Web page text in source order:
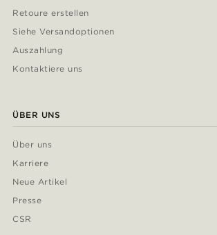
Retoure erstellen
Siehe Versandoptionen
Auszahlung
Kontaktiere uns
ÜBER UNS
Über uns
Karriere
Neue Artikel
Presse
CSR